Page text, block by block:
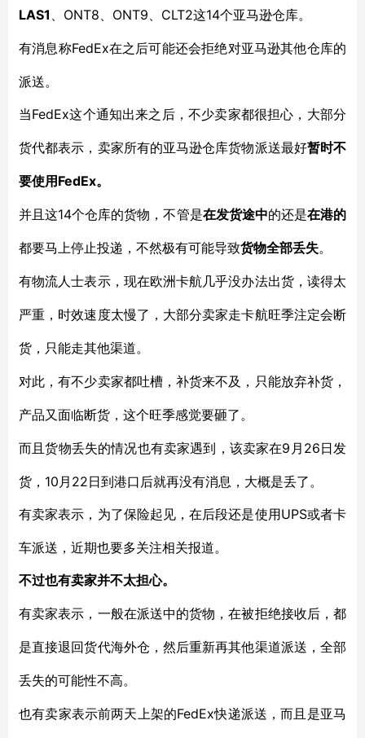
LAS1
ONT8、ONT9、CLT2这14个亚马逊仓库。
有消息称FedEx在之后可能还会拒绝对亚马逊其他仓库的
派送。
当FedEx这个通知出来之后，不少卖家都很担心，大部分
货代都表示，卖家所有的亚马逊仓库货物派送最好暂时不
要使用 FedEx。
并且这14个仓库的货物，不管是在发货途中的还是在港的
都要马上停止投递，不然极有可能导致货物全部丢失。
有物流人士表示，现在欧洲卡航几乎没办法出货，读得太
严重，时效速度太慢了，大部分卖家走卡航旺季注定会断
货，只能走其他渠道。
对此，有不少卖家都吐槽，补货来不及，只能放弃补货，
产品又面临断货，这个旺季感觉要砸了。
而且货物丢失的情况也有卖家遇到，该卖家在9月26日发
货，10月22日到港口后就再没有消息，大概是丢了。
有卖家表示，为了保险起见，在后段还是使用 UPS或者卡
车派送，近期也要多关注相关报道。
不过也有卖家并不太担心。
有卖家表示，一般在派送中的货物，在被拒绝接收后，都
是直接退回货代海外仓，然后重新再其他渠道派送，全部
丢失的可能性不高。
也有卖家表示前两天上架的FedEx快递派送，而且是亚马